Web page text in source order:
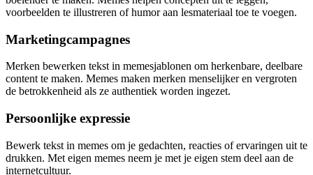
voorbeelden te illustreren of humor aan lesmateriaal toe te voegen.
Marketingcampagnes
Merken bewerken tekst in memesjablonen om herkenbare, deelbare
content te maken. Memes maken merken menselijker en vergroten
de betrokkenheid als ze authentiek worden ingezet.
Persoonlijke expressie
Bewerk tekst in memes om je gedachten, reacties of ervaringen uit te
drukken. Met eigen memes neem je met je eigen stem deel aan de
internetcultuur.